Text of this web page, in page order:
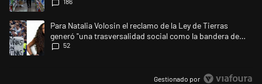
Un artículo de tendencia con el título "Para Natalia Volosin el reclamo
Para Natalia Volosin el reclamo de la Ley de Tierras
generó "una trasversalidad social como la bandera de
Malvinas"
52
Gestionado por